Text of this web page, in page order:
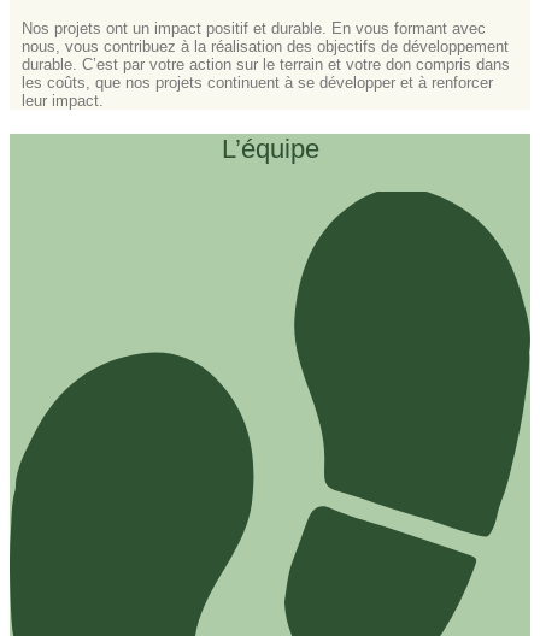
Nos projets ont un impact positif et durable. En vous formant avec
nous, vous contribuez à la réalisation des objectifs de développement
durable. C’est par votre action sur le terrain et votre don compris dans
les coûts, que nos projets continuent à se développer et à renforcer
leur impact.
L’équipe​